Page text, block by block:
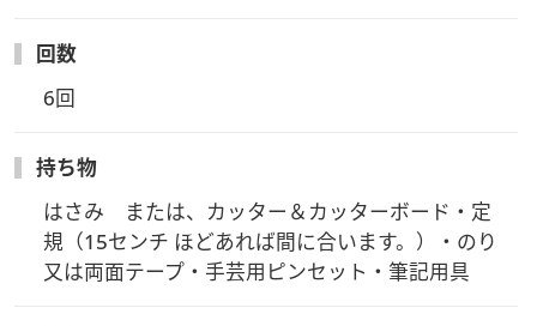
回数
6回
持ち物
はさみ　または、カッター＆カッターボード・定
規（15センチ ほどあれば間に合います。）・のり
又は両面テープ・手芸用ピンセット・筆記用具